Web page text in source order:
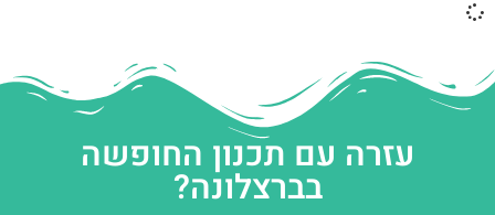
עזרה עם תכנון החופשה
בברצלונה?